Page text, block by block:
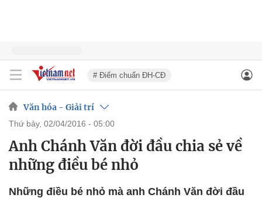
# Điểm chuẩn ĐH-CĐ
Văn hóa - Giải trí
thứ bảy, 02/04/2016 - 05:00
Anh Chánh Văn đời đầu chia sẻ về
những điều bé nhỏ
Những điều bé nhỏ mà anh Chánh Văn đời đầu